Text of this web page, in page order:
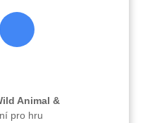
Animal &
pro hru